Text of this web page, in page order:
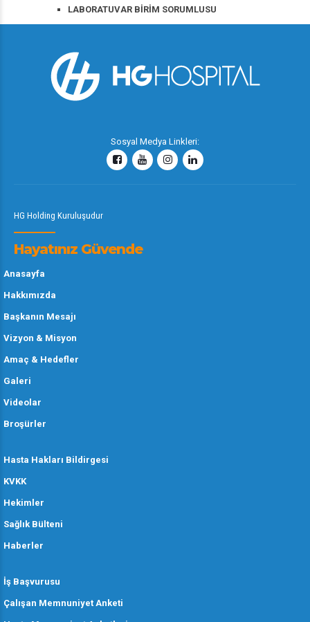
LABORATUVAR BİRİM SORUMLUSU
Sosyal Medya Linkleri:
HG Holding Kuruluşudur
Hayatınız Güvende
Anasayfa
Hakkımızda
Başkanın Mesajı
Vizyon & Misyon
Amaç & Hedefler
Galeri
Videolar
Broşürler
Hasta Hakları Bildirgesi
KVKK
Hekimler
Sağlık Bülteni
Haberler
İş Başvurusu
Çalışan Memnuniyet Anketi